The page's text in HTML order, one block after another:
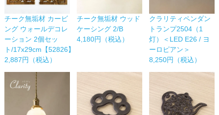
チーク無垢材 カービ
ング ウォールデコレ
ーション 2個セッ
ト/17x29cm【52826】
2,887円（税込）
チーク無垢材 ウッド
ケーシング 2/B
4,180円（税込）
クラリティペンダン
トランプ2504（1
灯）＜LED E26 / ヨ
ーロピアン＞
8,250円（税込）